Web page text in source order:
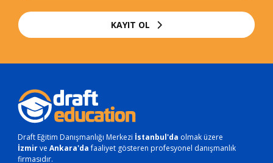
KAYIT OL
Draft Eğitim Danışmanlığı Merkezi İstanbul'da olmak üzere
İzmirve Ankara'dafaaliyet gösteren profesyonel danışmanlık
firmasıdır.